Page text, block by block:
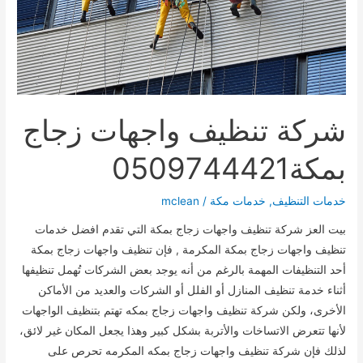
شركة تنظيف واجهات زجاج
بمكة0509744421
خدمات التنظيف, خدمات مكة /
mclean
بيت العز شركة تنظيف واجهات زجاج بمكة التي تقدم افضل خدمات
تنظيف واجهات زجاج بمكة المكرمة , فإن تنظيف واجهات زجاج بمكة
أحد التنظيفات المهمة بالرغم من أنه يوجد بعض الشركات تُهمل تنظيفها
أثناء خدمة تنظيف المنازل أو الفلل أو الشركات والعديد من الأماكن
الأخرى، ولكن شركة تنظيف واجهات زجاج بمكه تهتم بتنظيف الواجهات
لأنها تتعرض الاتساخات والأتربة بشكل كبير وهذا يجعل المكان غير لائق،
لذلك فإن شركة تنظيف واجهات زجاج بمكه المكرمه تحرص على